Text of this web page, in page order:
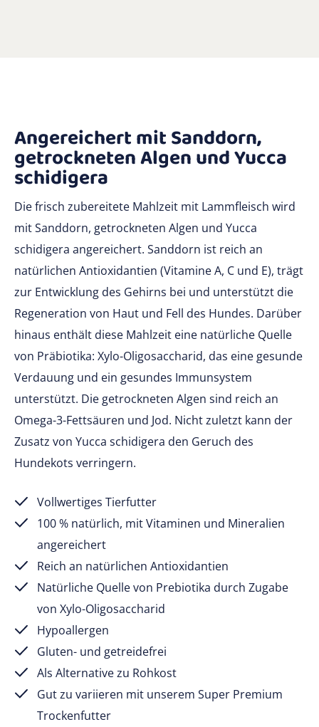
Angereichert mit Sanddorn,
getrockneten Algen und Yucca
schidigera
Die frisch zubereitete Mahlzeit mit Lammfleisch wird
mit Sanddorn, getrockneten Algen und Yucca
schidigera angereichert. Sanddorn ist reich an
natürlichen Antioxidantien (Vitamine A, C und E), trägt
zur Entwicklung des Gehirns bei und unterstützt die
Regeneration von Haut und Fell des Hundes. Darüber
hinaus enthält diese Mahlzeit eine natürliche Quelle
von Präbiotika: Xylo-Oligosaccharid, das eine gesunde
Verdauung und ein gesundes Immunsystem
unterstützt. Die getrockneten Algen sind reich an
Omega-3-Fettsäuren und Jod. Nicht zuletzt kann der
Zusatz von Yucca schidigera den Geruch des
Hundekots verringern.
Vollwertiges Tierfutter
100 % natürlich, mit Vitaminen und Mineralien
angereichert
Reich an natürlichen Antioxidantien
Natürliche Quelle von Prebiotika durch Zugabe
von Xylo-Oligosaccharid
Hypoallergen
Gluten- und getreidefrei
Als Alternative zu Rohkost
Gut zu variieren mit unserem Super Premium
Trockenfutter